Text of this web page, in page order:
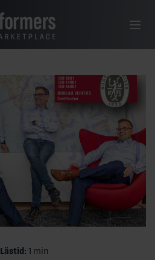
Meny
Lästid: 1 min